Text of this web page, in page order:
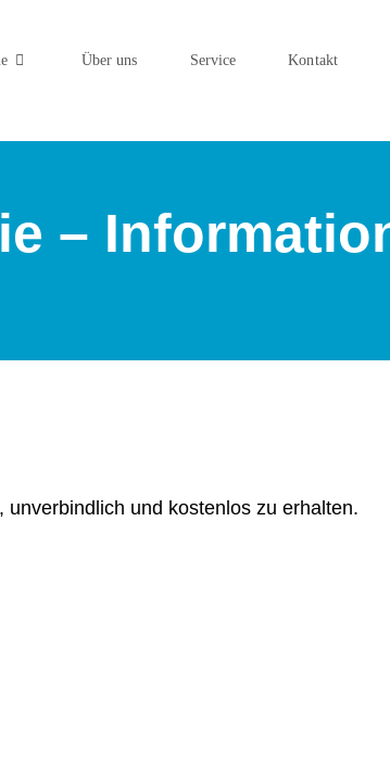
Über uns Service Kontakt
–
und kostenlos zu erhalten.